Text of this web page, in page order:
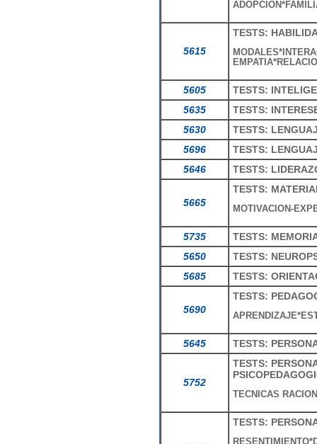
5615
TESTS:
5605
TESTS:
5635
TESTS:
5630
TESTS:
5696
TESTS:
5646
TESTS:
5665
TESTS:
MOTIVACION-
5735
TESTS:
5650
TESTS:
5685
TESTS:
5690
TESTS:
5645 TESTS:
5752
TESTS:
TECNICAS
TESTS: